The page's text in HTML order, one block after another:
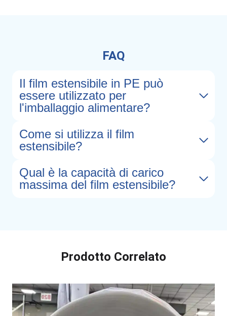
FAQ
Il film estensibile in PE può
essere utilizzato per
l'imballaggio alimentare?
Come si utilizza il film
estensibile?
Qual è la capacità di carico
massima del film estensibile?
Prodotto Correlato